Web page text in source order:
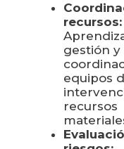
recursos:
gestión y
equipos
recursos